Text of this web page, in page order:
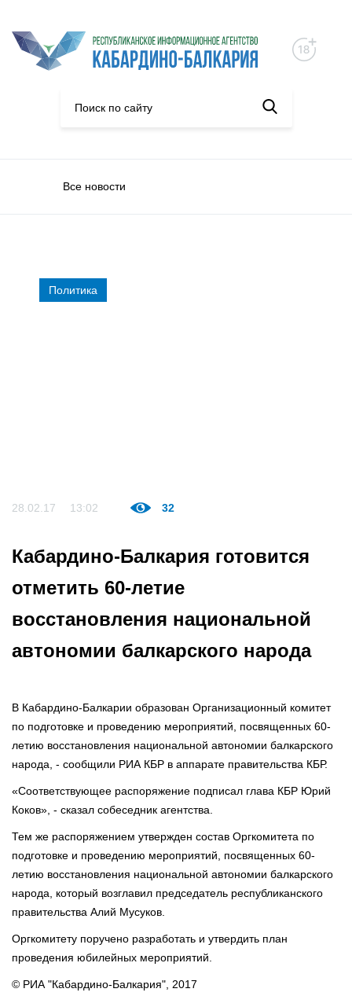
Все новости
Политика
28.02.17 13:02 32
Кабардино-Балкария готовится
отметить 60-летие
восстановления национальной
автономии балкарского народа
В Кабардино-Балкарии образован Организационный комитет
по подготовке и проведению мероприятий, посвященных 60-
летию восстановления национальной автономии балкарского
народа, - сообщили РИА КБР в аппарате правительства КБР.
«Соответствующее распоряжение подписал глава КБР Юрий
Коков», - сказал собеседник агентства.
Тем же распоряжением утвержден состав Оргкомитета по
подготовке и проведению мероприятий, посвященных 60-
летию восстановления национальной автономии балкарского
народа, который возглавил председатель республиканского
правительства Алий Мусуков.
Оргкомитету поручено разработать и утвердить план
проведения юбилейных мероприятий.
© РИА "Кабардино-Балкария", 2017